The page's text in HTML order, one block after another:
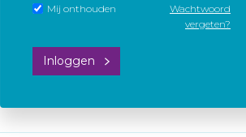
Mij onthouden
Wachtwoord
vergeten?
Inloggen